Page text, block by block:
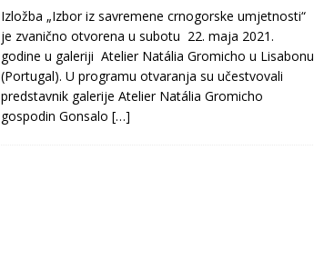
Izložba „Izbor iz savremene crnogorske umjetnosti“
je zvanično otvorena u subotu 22. maja 2021.
godine u galeriji Atelier Natália Gromicho u Lisabonu
(Portugal). U programu otvaranja su učestvovali
predstavnik galerije Atelier Natália Gromicho
gospodin Gonsalo […]